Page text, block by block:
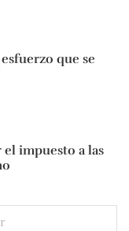
que se
impuesto a las